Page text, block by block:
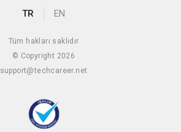
TR EN
Tüm hakları saklıdır
© Copyright 2026
support@techcareer.net